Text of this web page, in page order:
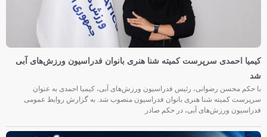
کیمیا احمدی سرپرست کمیته شنا هنری بانوان فدراسیون ورزش‌های آبی
شد
با حکم محسن رضوانی، رئیس فدراسیون ورزش‌های آبی، کیمیا احمدی به عنوان
سرپرست کمیته شنا هنری بانوان فدراسیون منصوب شد. به گزارش روابط عمومی
فدراسیون ورزش‌های آبی، در حکم صادر